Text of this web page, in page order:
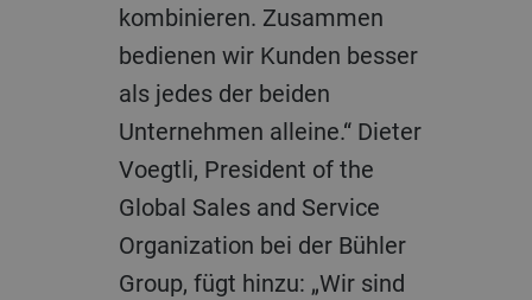
kombinieren. Zusammen
bedienen wir Kunden besser
als jedes der beiden
Unternehmen alleine.“ Dieter
Voegtli, President of the
Global Sales and Service
Organization bei der Bühler
Group, fügt hinzu: „Wir sind